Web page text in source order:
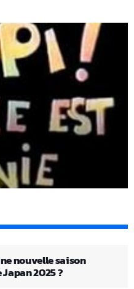
nouvelle saison
2025 ?